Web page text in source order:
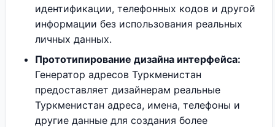
идентификации, телефонных кодов и другой
информации без использования реальных
личных данных.
Прототипирование дизайна интерфейса:
Генератор адресов Туркменистан
предоставляет дизайнерам реальные
Туркменистан адреса, имена, телефоны и
другие данные для создания более